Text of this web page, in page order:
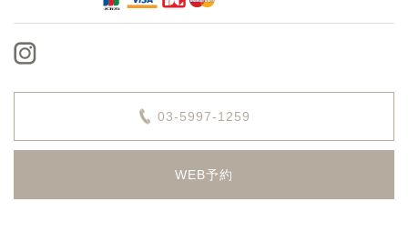
03-5997-1259
WEB予約